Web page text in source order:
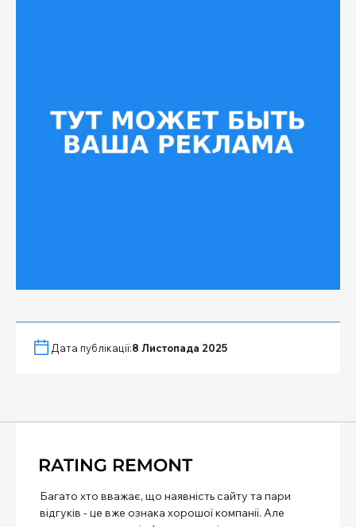
Дата публікації:8 Листопада 2025
Багато хто вважає, що наявність сайту та пари
відгуків - це вже ознака хорошої компанії. Але